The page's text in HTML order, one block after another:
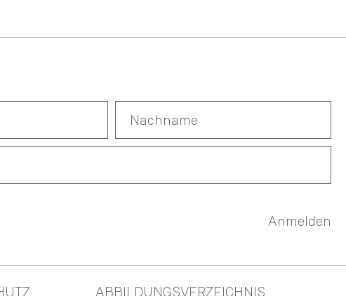
Anmelden
ABBILDUNGSVERZEICHNIS